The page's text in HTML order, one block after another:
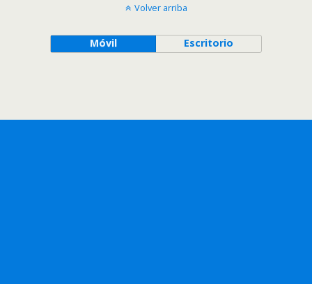
Volver arriba
Móvil Escritorio